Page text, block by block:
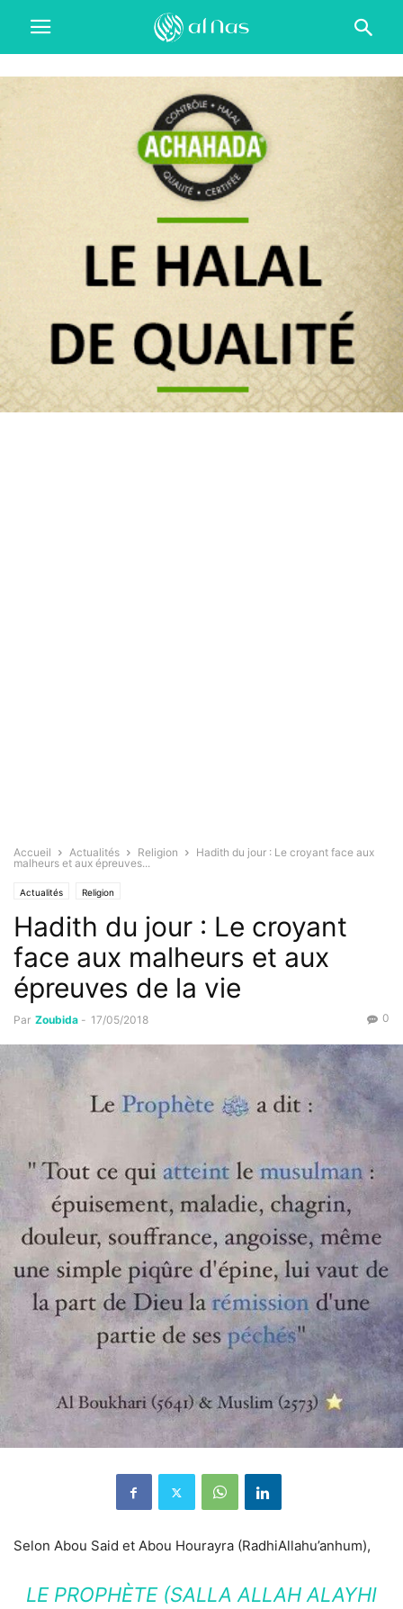
Accueil Actualités Religion
Hadith du jour : Le croyant face aux
malheurs et aux épreuves...
Actualités Religion
Hadith du jour : Le croyant
face aux malheurs et aux
épreuves de la vie
Par Zoubida - 17/05/2018 0
Selon Abou Said et Abou Hourayra (RadhiAllahu’anhum),
LE PROPHÈTE (SALLA ALLAH ALAYHI